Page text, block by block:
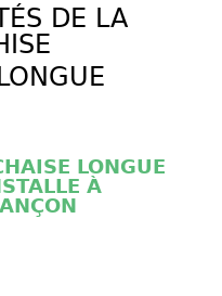
DE LA
LONGUE
À